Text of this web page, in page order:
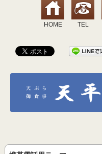
HOME TEL